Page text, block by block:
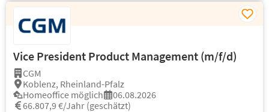
Vice President Product Management (m/f/d)
CGM
Koblenz, Rheinland-Pfalz
Homeoffice möglich
06.08.2026
66.807,9 €/Jahr (geschätzt)